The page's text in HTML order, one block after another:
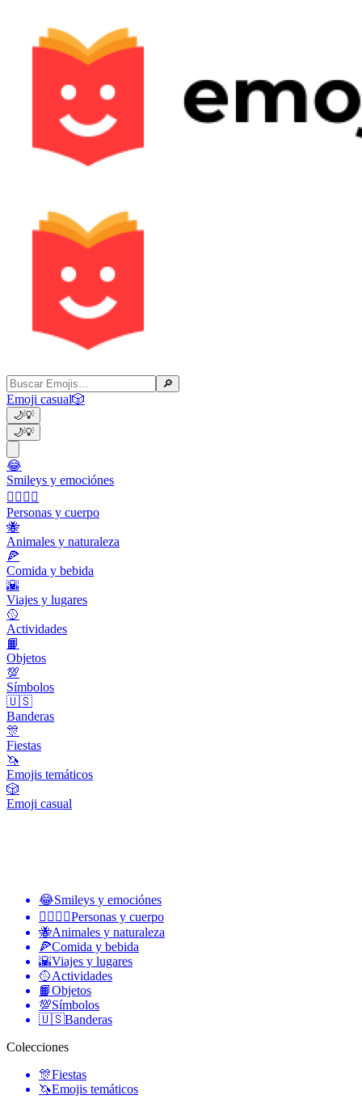
🔎
Emoji casual🎲
🌙💡
🌙💡
😂
Smileys y emociónes
👩‍❤️‍💋‍👨
Personas y cuerpo
🐝
Animales y naturaleza
🍕
Comida y bebida
🌇
Viajes y lugares
🥎
Actividades
📙
Objetos
💯
Símbolos
🇺🇸
Banderas
🎊
Fiestas
🦄
Emojis temáticos
🎲
Emoji casual
😂Smileys y emociónes
👩‍❤️‍💋‍👨Personas y cuerpo
🐝Animales y naturaleza
🍕Comida y bebida
🌇Viajes y lugares
🥎Actividades
📙Objetos
💯Símbolos
🇺🇸Banderas
Colecciones
🎊Fiestas
🦄Emojis temáticos